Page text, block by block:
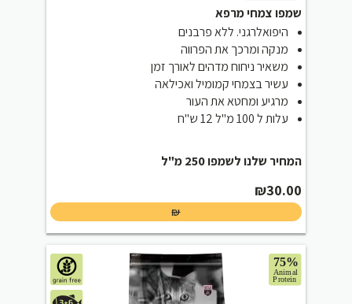
שמפו צמחי מרפא
היפואלרגני. ללא פרבנים
מנקה ומרכך את הפרווה
משאיר ניחוח מדהים לאורך זמן
עשיר בצמחי קמומיל ואכילאה
מרגיע ומחטא את העור
עלות ל 100 מ"ל 12 ש"ח
המחיר שלנו לשמפו 250 מ"ל
₪30.00
₪